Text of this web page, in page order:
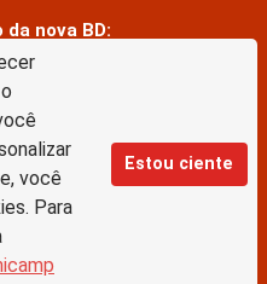
você
Para
Estou ciente
nova BD:
com uma Licença Creative Commons –